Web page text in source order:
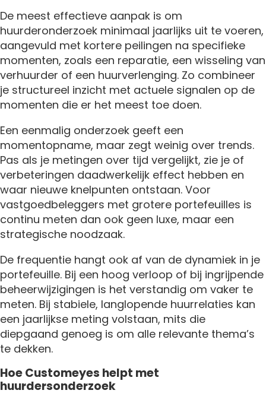
De meest effectieve aanpak is om
huurderonderzoek minimaal jaarlijks uit te voeren,
aangevuld met kortere peilingen na specifieke
momenten, zoals een reparatie, een wisseling van
verhuurder of een huurverlenging. Zo combineer
je structureel inzicht met actuele signalen op de
momenten die er het meest toe doen.
Een eenmalig onderzoek geeft een
momentopname, maar zegt weinig over trends.
Pas als je metingen over tijd vergelijkt, zie je of
verbeteringen daadwerkelijk effect hebben en
waar nieuwe knelpunten ontstaan. Voor
vastgoedbeleggers met grotere portefeuilles is
continu meten dan ook geen luxe, maar een
strategische noodzaak.
De frequentie hangt ook af van de dynamiek in je
portefeuille. Bij een hoog verloop of bij ingrijpende
beheerwijzigingen is het verstandig om vaker te
meten. Bij stabiele, langlopende huurrelaties kan
een jaarlijkse meting volstaan, mits die
diepgaand genoeg is om alle relevante thema’s
te dekken.
Hoe Customeyes helpt met
huurdersonderzoek